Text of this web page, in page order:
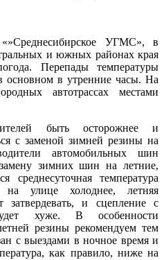
УГМС», в
и южных районах края
Перепады температуры
основном в утренние часы. На
автотрассах местами
быть осторожнее и
с заменой зимней резины на
автомобильных шин
зимних шин на летние,
среднесуточная температура
улице холоднее, летняя
затвердевать, и сцепление с
хуже. В особенности
резины рекомендуем тем
с выездами в ночное время и
как правило, ниже на